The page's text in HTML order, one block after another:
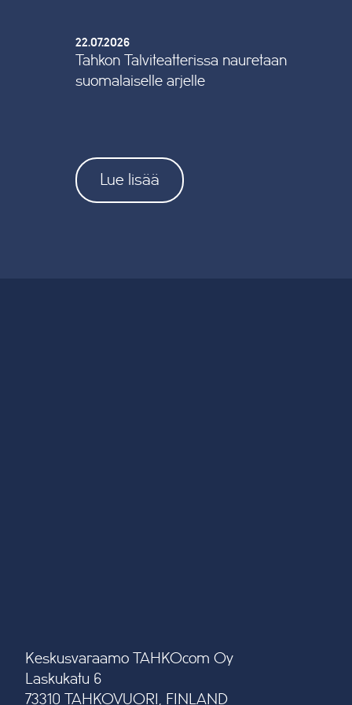
22.07.2026
Tahkon Talviteatterissa nauretaan
suomalaiselle arjelle
Lue lisää
Keskusvaraamo TAHKOcom Oy
Laskukatu 6
73310 TAHKOVUORI, FINLAND